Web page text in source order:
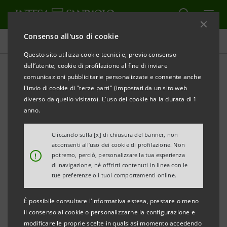
Consenso all'uso di cookie
Questo sito utilizza cookie tecnici e, previo consenso
dell’utente, cookie di profilazione al fine di inviare
comunicazioni pubblicitarie personalizzate e consente anche
l'invio di cookie di "terze parti" (impostati da un sito web
diverso da quello visitato). L'uso dei cookie ha la durata di 1
anno.
!
Cliccando sulla [x] di chiusura del banner, non
acconsenti all’uso dei cookie di profilazione. Non
potremo, perciò, personalizzare la tua esperienza
di navigazione, né offrirti contenuti in linea con le
tue preferenze o i tuoi comportamenti online.
È possibile consultare l'informativa estesa, prestare o meno
il consenso ai cookie o personalizzarne la configurazione e
modificare le proprie scelte in qualsiasi momento accedendo
Comunicati stampa
STAMPA AGGIORNA
COMUNICATO STAMPA
NUOVI INCARICHI NELLA DIVISIONE PRIVATE DEL
Avvicendamenti e nomine in Fideuram - Intesa
Sanpaolo Private Banking e nelle sue controllate
Milano, 22 aprile 2024– Intesa Sanpaolo rende note le
designazioni nei ruoli apicali di Fideuram - Intesa